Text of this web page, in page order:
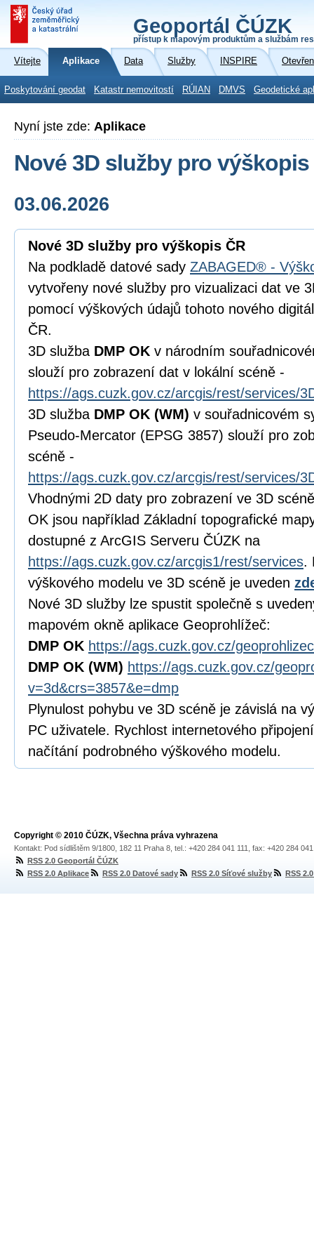
Geoportál ČÚZK
přístup k mapovým produktům a službám
Vítejte Aplikace Data Služby INSPIRE
Poskytování geodat Katastr nemovitostí RÚIAN DMVS Geodetické
Nyní jste zde: Aplikace
Nové 3D služby pro výškopis
03.06.2026
Nové 3D služby pro výškopis ČR
Na podkladě datové sady ZABAGED® -
vytvořeny nové služby pro vizualizaci dat ve
pomocí výškových údajů tohoto nového
ČR.
3D služba DMP OK v národním
slouží pro zobrazení dat v lokální scéně -
https://ags.cuzk.gov.cz/arcgis/rest/services/
3D služba DMP OK (WM) v souřadnicovém
Pseudo-Mercator (EPSG 3857) slouží pro
scéně -
https://ags.cuzk.gov.cz/arcgis/rest/services/
Vhodnými 2D daty pro zobrazení ve 3D
OK jsou například Základní topografické
dostupné z ArcGIS Serveru ČÚZK na
https://ags.cuzk.gov.cz/arcgis1/rest/services.
výškového modelu ve 3D scéně je uveden
Nové 3D služby lze spustit společně s
mapovém okně aplikace Geoprohlížeč:
DMP OK https://ags.cuzk.gov.cz/
DMP OK (WM) https://ags.cuzk.gov.cz/
v=3d&crs=3857&e=dmp
Plynulost pohybu ve 3D scéně je závislá na
PC uživatele. Rychlost internetového
načítání podrobného výškového modelu.
Copyright © 2010 ČÚZK, Všechna práva vyhrazena
Kontakt: Pod sídlištěm 9/1800, 182 11 Praha 8, tel.: +420 284 041 111, fax: +420 284
RSS 2.0 Geoportál ČÚZK
RSS 2.0 Aplikace
RSS 2.0 Datové sady RSS 2.0 Síťové služby RSS